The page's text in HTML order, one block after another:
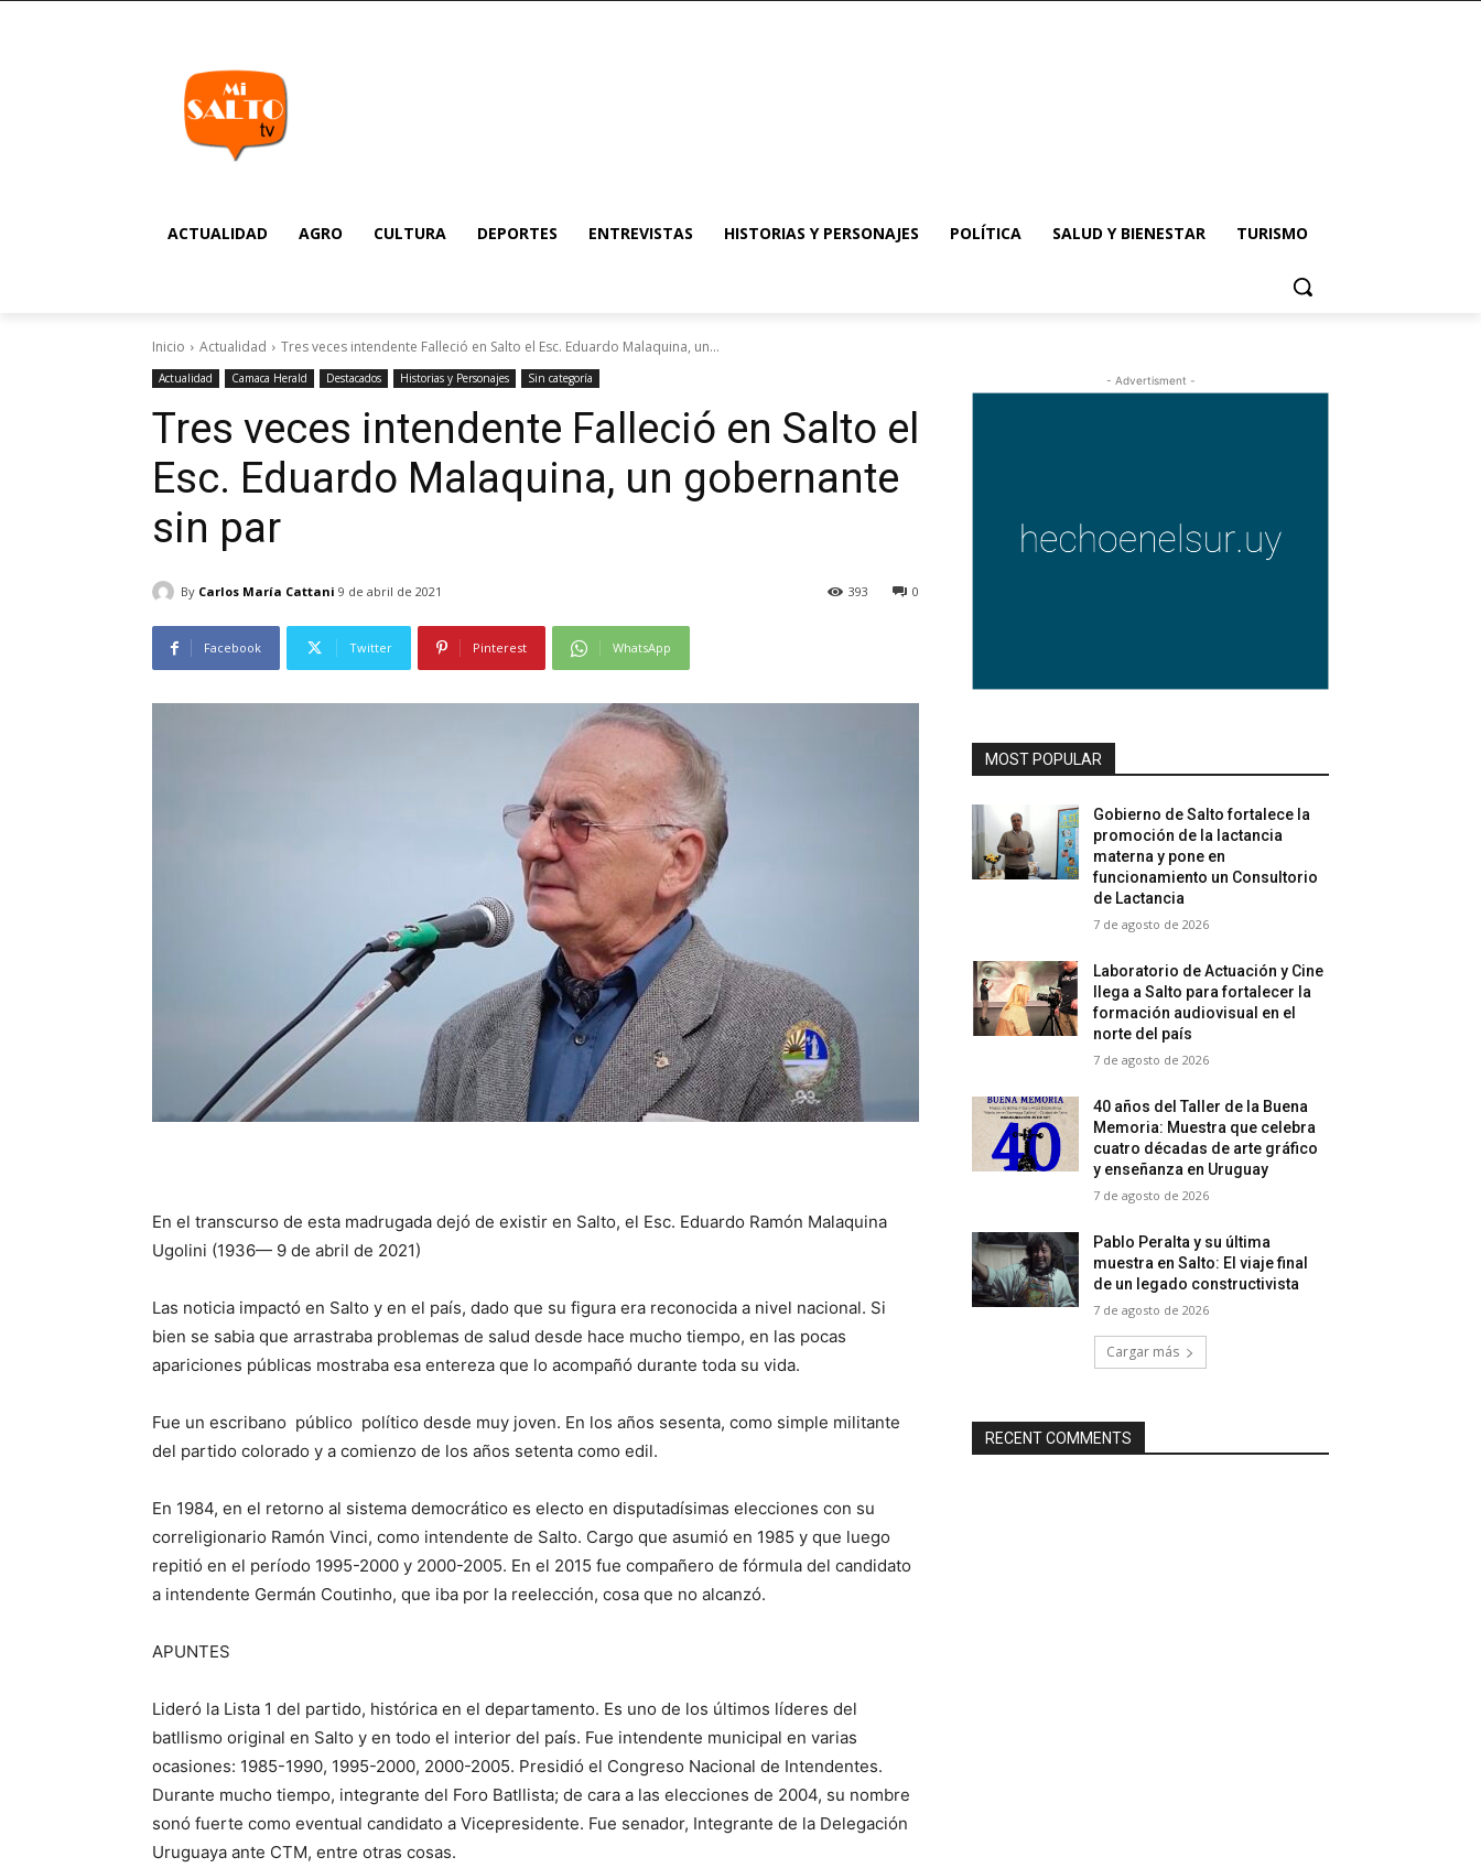
ACTUALIDAD AGRO CULTURA DEPORTES ENTREVISTAS HISTORIAS Y PERSONAJES POLÍTICA SALUD Y BIENESTAR TURISMO
Inicio Actualidad Tres veces intendente Falleció en Salto el Esc. Eduardo Malaquina, un...
Actualidad Camaca Herald Destacados Historias y Personajes Sin categoría
Tres veces intendente Falleció en Salto el
Esc. Eduardo Malaquina, un gobernante
sin par
By Carlos María Cattani 9 de abril de 2021 0
393
Facebook Twitter Pinterest WhatsApp
En el transcurso de esta madrugada dejó de existir en Salto, el Esc. Eduardo Ramón Malaquina
Ugolini (1936— 9 de abril de 2021)
Las noticia impactó en Salto y en el país, dado que su figura era reconocida a nivel nacional. Si
bien se sabia que arrastraba problemas de salud desde hace mucho tiempo, en las pocas
apariciones públicas mostraba esa entereza que lo acompañó durante toda su vida.
Fue un escribano público político desde muy joven. En los años sesenta, como simple militante
del partido colorado y a comienzo de los años setenta como edil.
En 1984, en el retorno al sistema democrático es electo en disputadísimas elecciones con su
correligionario Ramón Vinci, como intendente de Salto. Cargo que asumió en 1985 y que luego
repitió en el período 1995-2000 y 2000-2005. En el 2015 fue compañero de fórmula del candidato
a intendente Germán Coutinho, que iba por la reelección, cosa que no alcanzó.
APUNTES
Lideró la Lista 1 del partido, histórica en el departamento. Es uno de los últimos líderes del
batllismo original en Salto y en todo el interior del país. Fue intendente municipal en varias
ocasiones: 1985-1990, 1995-2000, 2000-2005. Presidió el Congreso Nacional de Intendentes.
Durante mucho tiempo, integrante del Foro Batllista; de cara a las elecciones de 2004, su nombre
sonó fuerte como eventual candidato a Vicepresidente. Fue senador, Integrante de la Delegación
Uruguaya ante CTM, entre otras cosas.
- Advertisment -
MOST POPULAR
Gobierno de Salto fortalece la
promoción de la lactancia
materna y pone en
funcionamiento un Consultorio
de Lactancia
7 de agosto de 2026
Laboratorio de Actuación y Cine
llega a Salto para fortalecer la
formación audiovisual en el
norte del país
7 de agosto de 2026
40 años del Taller de la Buena
Memoria: Muestra que celebra
cuatro décadas de arte gráfico
y enseñanza en Uruguay
7 de agosto de 2026
Pablo Peralta y su última
muestra en Salto: El viaje final
de un legado constructivista
7 de agosto de 2026
Cargar más
RECENT COMMENTS